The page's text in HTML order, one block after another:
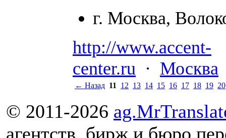
г. Москва,
http://www.accent-
center.ru · Москва
← Назад 11 12 13 14 15 16 17 18 19 20
© 2011-2026
агентств, бирж и бюро